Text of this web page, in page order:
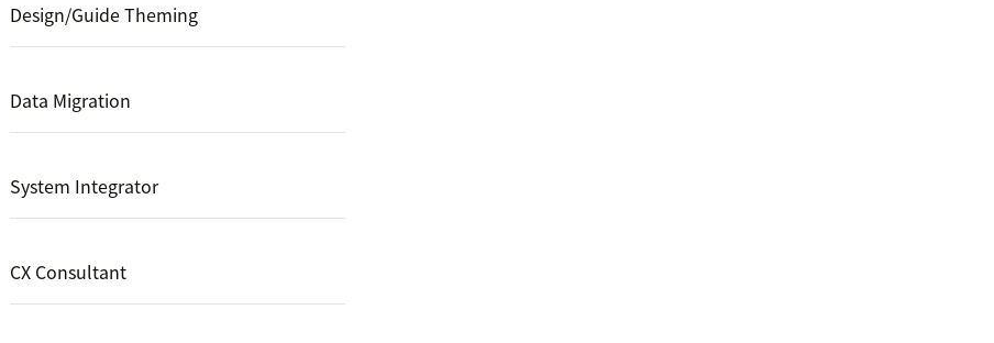
Design/Guide Theming
Data Migration
System Integrator
CX Consultant